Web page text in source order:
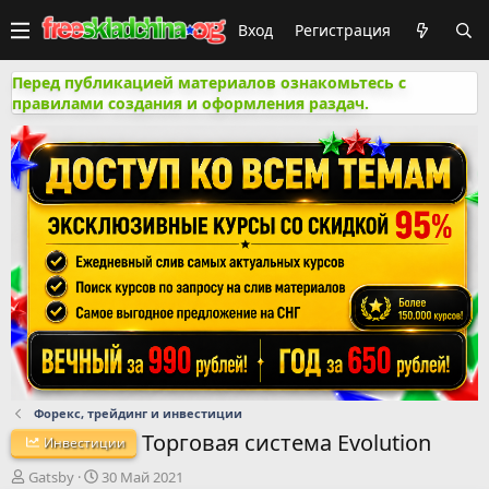
Вход Регистрация
Перед публикацией материалов ознакомьтесь с
правилами создания и оформления раздач.
Форекс, трейдинг и инвестиции
Инвестиции Торговая система Evolution
А
Gatsby
Д
30 Май 2021